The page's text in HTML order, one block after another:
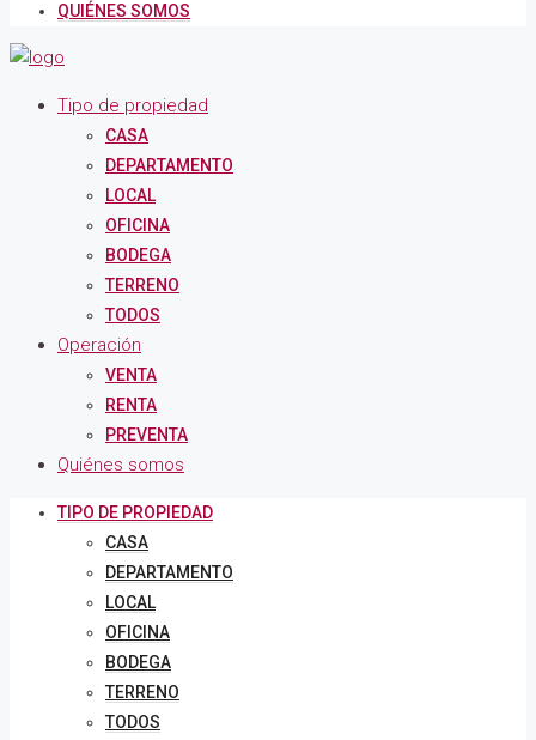
QUIÉNES SOMOS
Tipo de propiedad
CASA
DEPARTAMENTO
LOCAL
OFICINA
BODEGA
TERRENO
TODOS
Operación
VENTA
RENTA
PREVENTA
Quiénes somos
TIPO DE PROPIEDAD
CASA
DEPARTAMENTO
LOCAL
OFICINA
BODEGA
TERRENO
TODOS